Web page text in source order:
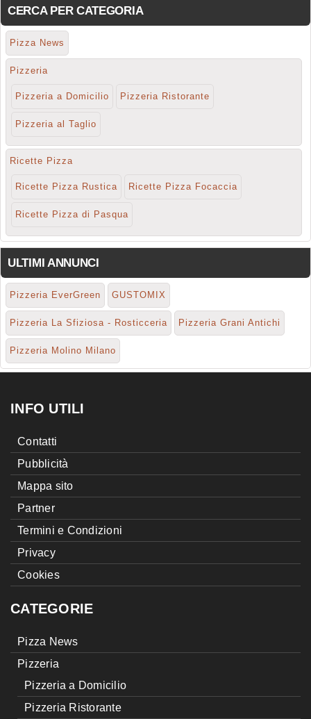
CERCA PER CATEGORIA
Pizza News
Pizzeria
Pizzeria a Domicilio Pizzeria Ristorante
Pizzeria al Taglio
Ricette Pizza
Ricette Pizza Rustica Ricette Pizza Focaccia
Ricette Pizza di Pasqua
ULTIMI ANNUNCI
Pizzeria EverGreen GUSTOMIX
Pizzeria La Sfiziosa - Rosticceria Pizzeria Grani Antichi
Pizzeria Molino Milano
INFO UTILI
Contatti
Pubblicità
Mappa sito
Partner
Termini e Condizioni
Privacy
Cookies
CATEGORIE
Pizza News
Pizzeria
Pizzeria a Domicilio
Pizzeria Ristorante